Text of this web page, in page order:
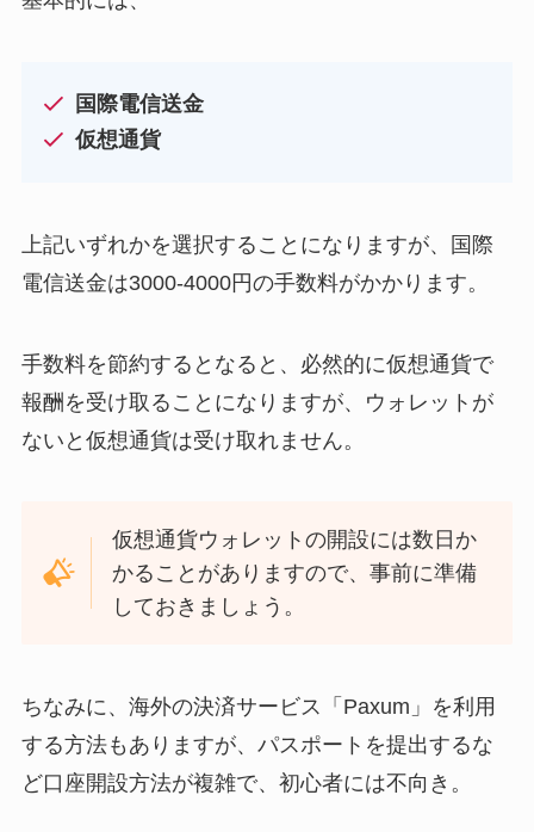
国際電信送金
仮想通貨
上記いずれかを選択することになりますが、国際
電信送金は3000-4000円の手数料がかかります。
手数料を節約するとなると、必然的に仮想通貨で
報酬を受け取ることになりますが、ウォレットが
ないと仮想通貨は受け取れません。
仮想通貨ウォレットの開設には数日か
かることがありますので、事前に準備
しておきましょう。
ちなみに、海外の決済サービス「Paxum」を利用
する方法もありますが、パスポートを提出するな
ど口座開設方法が複雑で、初心者には不向き。